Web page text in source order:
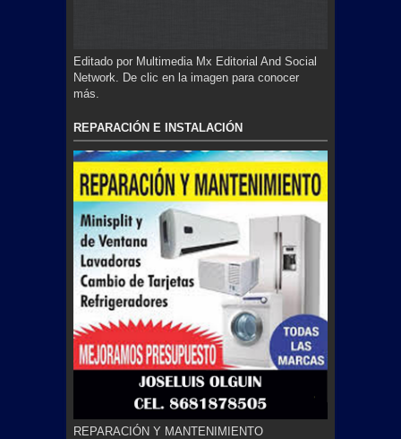
Editado por Multimedia Mx Editorial And Social
Network. De clic en la imagen para conocer
más.
REPARACIÓN E INSTALACIÓN
REPARACIÓN Y MANTENIMIENTO